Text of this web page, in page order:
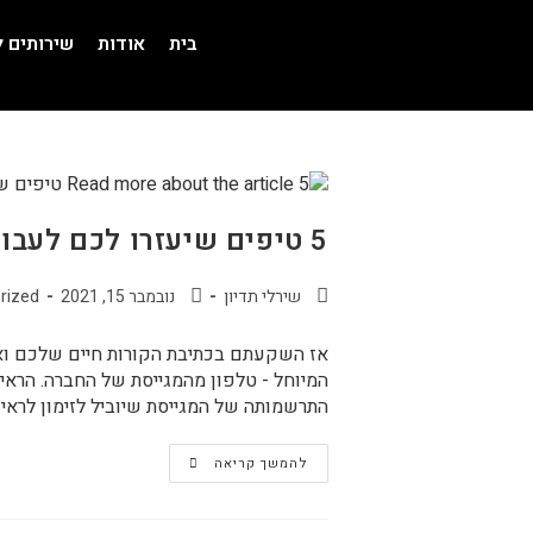
בית אודות
5 טיפים שיעזרו לכם לעבור כל ראיון טלפוני בשלום
שירלי תדיון נובמבר 15, 2021
אז השקעתם בכתיבת הקורות חיים שלכם
המיוחל - טלפון מהמגייסת של החברה.
התרשמותה של המגייסת שיוביל לזימון
להמשך קריאה